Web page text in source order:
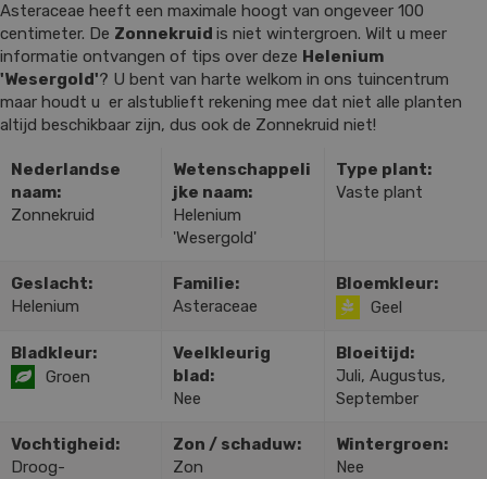
Asteraceae heeft een maximale hoogt van ongeveer 100
centimeter. De Zonnekruid is niet wintergroen. Wilt u meer
informatie ontvangen of tips over deze Helenium
'Wesergold'? U bent van harte welkom in ons tuincentrum
maar houdt u er alstublieft rekening mee dat niet alle planten
altijd beschikbaar zijn, dus ook de Zonnekruid niet!
Nederlandse
naam:
Zonnekruid
Wetenschappeli
jke naam:
Helenium
'Wesergold'
Type plant:
Vaste plant
Geslacht:
Helenium
Familie:
Asteraceae
Bloemkleur:
Geel
Bladkleur:
Groen
Veelkleurig
blad:
Nee
Bloeitijd:
Juli, Augustus,
September
Vochtigheid:
Droog-
Zon / schaduw:
Zon
Wintergroen:
Nee